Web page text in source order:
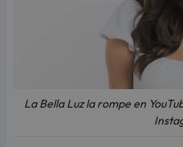
La Bella Luz la rompe en